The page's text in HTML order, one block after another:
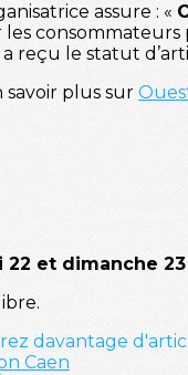
assure : «
les consommateurs
reçu le statut
savoir plus sur
22 et dimanche
davantage
Caen